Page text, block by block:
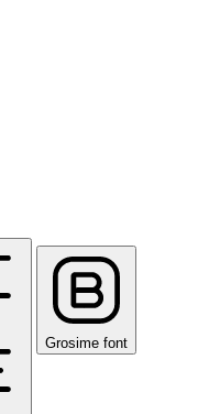
Grosime font